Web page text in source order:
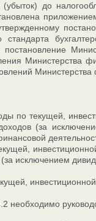
до
утвержденному
Министерства
Министерства
по текущей,
(за
исключением
необходимо